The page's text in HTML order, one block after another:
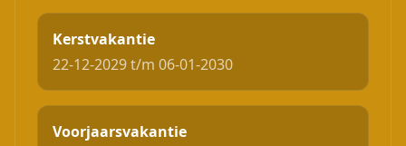
Kerstvakantie
22-12-2029 t/m 06-01-2030
Voorjaarsvakantie